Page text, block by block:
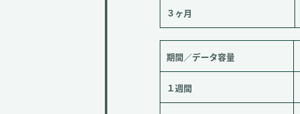
３ヶ月
期間／データ容量
１週間